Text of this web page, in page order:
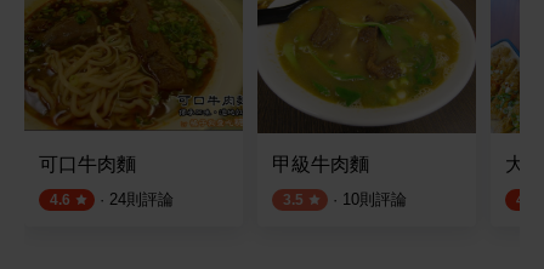
可口牛肉麵
4.6 · 24則評論
甲級牛肉麵
3.5 · 10則評論
大
4.5